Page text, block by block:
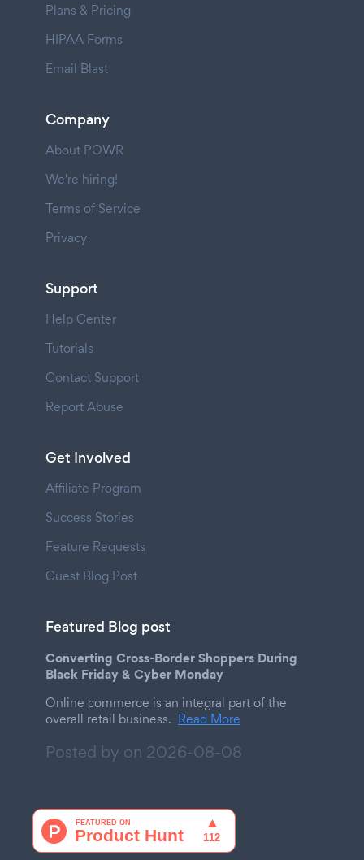
Plans & Pricing
HIPAA Forms
Email Blast
Company
About POWR
We're hiring!
Terms of Service
Privacy
Support
Help Center
Tutorials
Contact Support
Report Abuse
Get Involved
Affiliate Program
Success Stories
Feature Requests
Guest Blog Post
Featured Blog post
Converting Cross-Border Shoppers During
Black Friday & Cyber Monday
Online commerce is an integral part of the
overall retail business. Read More
Posted by on 2026-08-08